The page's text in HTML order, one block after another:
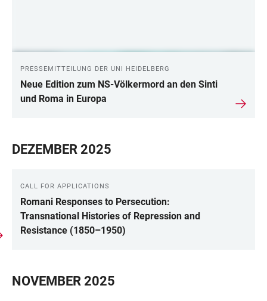
PRESSEMITTEILUNG DER UNI HEIDELBERG
Neue Edition zum NS-Völkermord an den Sinti
und Roma in Europa
DEZEMBER 2025
CALL FOR APPLICATIONS
Romani Responses to Persecution:
Transnational Histories of Repression and
Resistance (1850–1950)
NOVEMBER 2025